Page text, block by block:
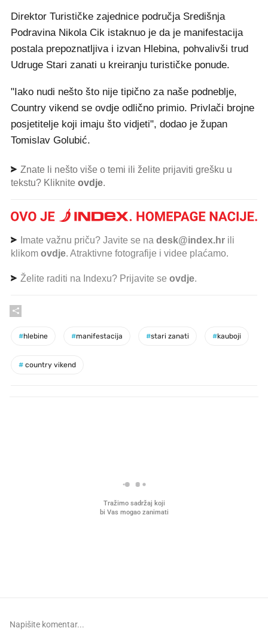
Direktor Turističke zajednice područja Središnja
Podravina Nikola Cik istaknuo je da je manifestacija
postala prepoznatljiva i izvan Hlebina, pohvalivši trud
Udruge Stari zanati u kreiranju turističke ponude.
"Iako nudi nešto što nije tipično za naše podneblje,
Country vikend se ovdje odlično primio. Privlači brojne
posjetitelje koji imaju što vidjeti", dodao je župan
Tomislav Golubić.
Znate li nešto više o temi ili želite prijaviti grešku u
tekstu? Kliknite ovdje.
Imate važnu priču? Javite se na desk@index.hr ili
klikom ovdje. Atraktivne fotografije i videe plaćamo.
Želite raditi na Indexu? Prijavite se ovdje.
#hlebine #manifestacija #stari zanati #kauboji
# country vikend